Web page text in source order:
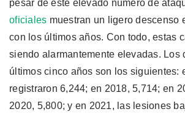
pesar de este elevado número de
oficiales muestran un ligero descenso
con los últimos años. Con todo, estas
siendo alarmantemente elevadas. Los
últimos cinco años son los siguientes:
registraron 6,244; en 2018, 5,714; en
2020, 5,800; y en 2021, las lesiones